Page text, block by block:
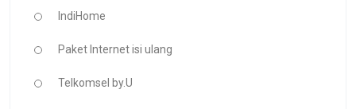
IndiHome
Paket Internet isi ulang
Telkomsel by.U